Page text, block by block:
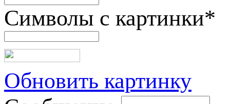
Символы с картинки*
Обновить картинку